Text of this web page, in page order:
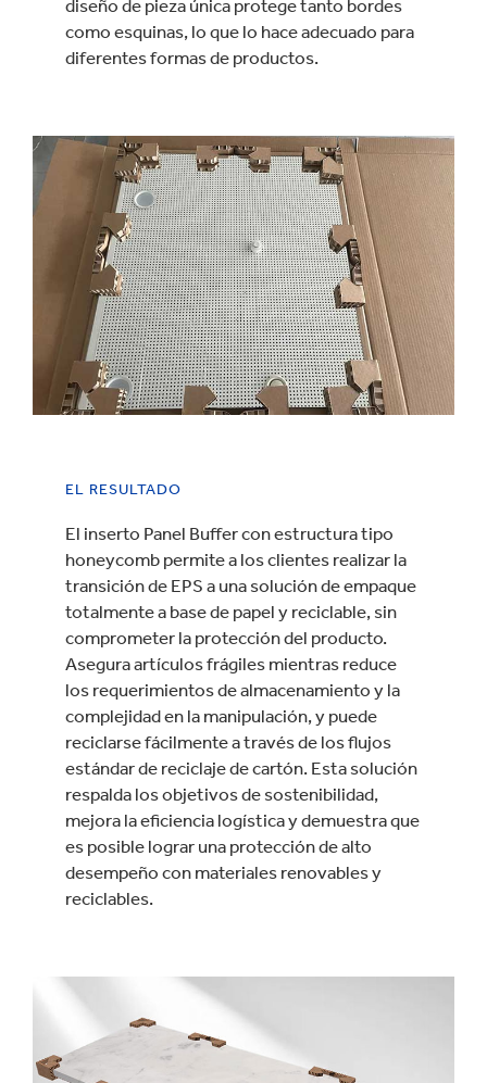
diseño de pieza única protege tanto bordes
como esquinas, lo que lo hace adecuado para
diferentes formas de productos.
EL RESULTADO
El inserto Panel Buffer con estructura tipo
honeycomb permite a los clientes realizar la
transición de EPS a una solución de empaque
totalmente a base de papel y reciclable, sin
comprometer la protección del producto.
Asegura artículos frágiles mientras reduce
los requerimientos de almacenamiento y la
complejidad en la manipulación, y puede
reciclarse fácilmente a través de los flujos
estándar de reciclaje de cartón. Esta solución
respalda los objetivos de sostenibilidad,
mejora la eficiencia logística y demuestra que
es posible lograr una protección de alto
desempeño con materiales renovables y
reciclables.